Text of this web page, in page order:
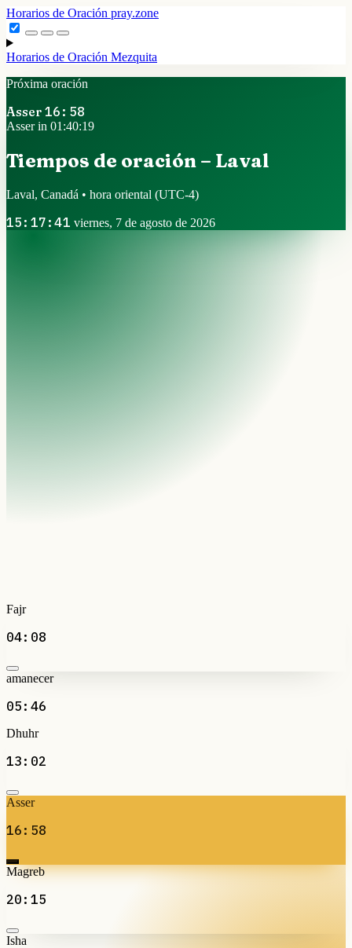
Horarios de Oración pray.zone
Horarios de Oración Mezquita
Próxima oración
Asser 16:58
Asser in 01:40:18
Tiempos de oración – Laval
Laval, Canadá • hora oriental (UTC-4)
15:17:42 viernes, 7 de agosto de 2026
Fajr
04:08
amanecer
05:46
Dhuhr
13:02
Asser
16:58
Magreb
20:15
Isha